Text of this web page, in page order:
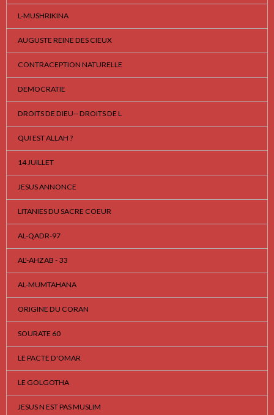
L-MUSHRIKINA
AUGUSTE REINE DES CIEUX
CONTRACEPTION NATURELLE
DEMOCRATIE
DROITS DE DIEU-- DROITS DE L
QUI EST ALLAH ?
14 JUILLET
JESUS ANNONCE
LITANIES DU SACRE COEUR
AL-QADR-97
AL'-AHZAB - 33
AL-MUMTAHANA
ORIGINE DU CORAN
SOURATE 60
LE PACTE D'OMAR
LE GOLGOTHA
JESUS N EST PAS MUSLIM